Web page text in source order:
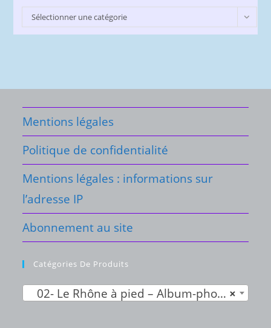
Catégories
du
Sélectionner une catégorie
Mentions légales
Politique de confidentialité
Mentions légales : informations sur
l’adresse IP
Abonnement au site
Catégories De Produits
×
02- Le Rhône à pied – Album-photo du livre anniversaire (7)